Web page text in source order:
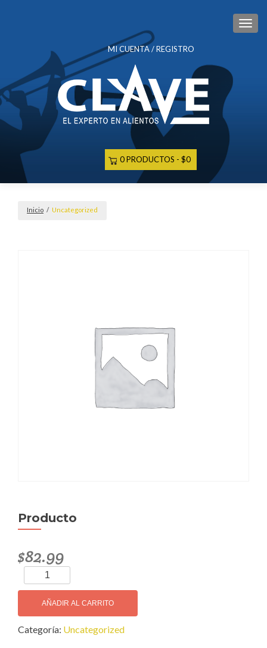
MI CUENTA / REGISTRO
0 PRODUCTOS $0
Inicio / Uncategorized
Producto
$82.99
Producto
cantidad
AÑADIR AL CARRITO
Categoría: Uncategorized